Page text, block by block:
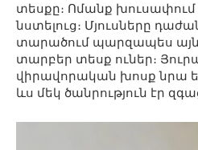
տեսքը։ Ոմանք խուսափում
նստելուց։ Մյուսները
տարածում պարզապես
տարբեր տեսք ուներ։
վիրավորական խոսք նրա
ևս մեկ ծանրություն էր